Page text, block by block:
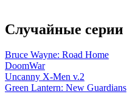
Случайные серии
Bruce Wayne: Road Home
DoomWar
Uncanny X-Men v.2
Green Lantern: New Guardians